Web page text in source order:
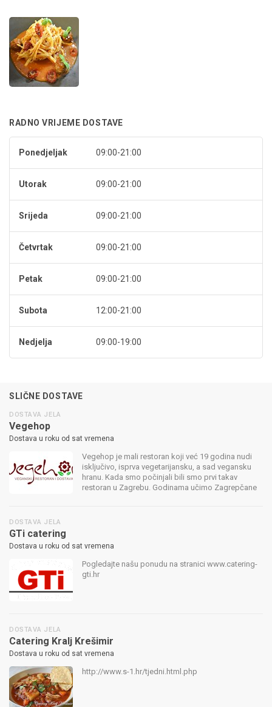
RADNO VRIJEME DOSTAVE
Ponedjeljak 09:00-21:00
Utorak 09:00-21:00
Srijeda 09:00-21:00
Četvrtak 09:00-21:00
Petak 09:00-21:00
Subota 12:00-21:00
Nedjelja 09:00-19:00
SLIČNE DOSTAVE
DOSTAVA JELA
Vegehop
Dostava u roku od sat vremena
Vegehop je mali restoran koji već 19 godina nudi
isključivo, isprva vegetarijansku, a sad vegansku
hranu. Kada smo počinjali bili smo prvi takav
restoran u Zagrebu. Godinama učimo Zagrepčane
DOSTAVA JELA
GTi catering
Dostava u roku od sat vremena
Pogledajte našu ponudu na stranici www.catering-
gti.hr
DOSTAVA JELA
Catering Kralj Krešimir
Dostava u roku od sat vremena
http://www.s-1.hr/tjedni.html.php